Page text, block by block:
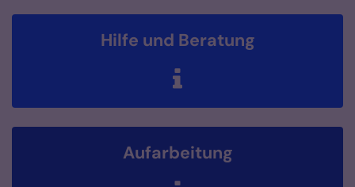
Hilfe und Beratung
Aufarbeitung